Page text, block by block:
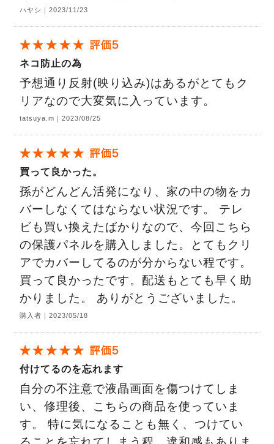
ハヤシ｜2023/11/23
ネコ防止の為
予想通り反射(映り込み)はあるがとてもク
リアなので大変気に入っています。
tatsuya.m｜2023/08/25
買って良かった。
孫がどんどん活発になり、家の中の物をカ
バーしなくてはならない状況です。 テレ
ビも買い換えたばかりなので、今回こちら
の保護パネルを購入しました。とてもクリ
アでカバーしてるのが分からない程です。
買って良かったです。配送もとても早く助
かりました。 ありがとうございました。
購入者｜2023/05/18
付けてるのを忘れます
自分の不注意で液晶画面を傷つけてしま
い、修理後、こちらの商品を使っていま
す。 特に気になることも無く、つけてい